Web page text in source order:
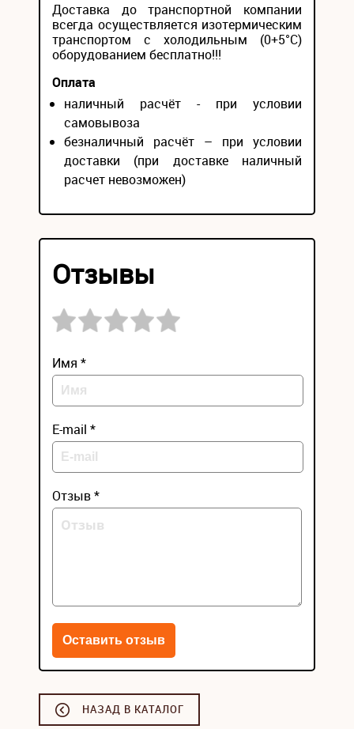
Доставка до транспортной компании
всегда осуществляется изотермическим
транспортом с холодильным (0+5°С)
оборудованием бесплатно!!!
Оплата
наличный расчёт - при условии
самовывоза
безналичный расчёт – при условии
доставки (при доставке наличный
расчет невозможен)
Отзывы
Имя *
E-mail *
Отзыв *
НАЗАД В КАТАЛОГ